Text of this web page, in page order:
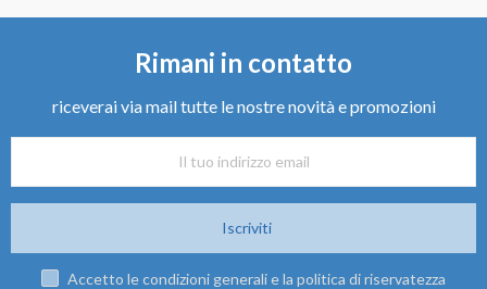
Rimani in contatto
riceverai via mail tutte le nostre novità e promozioni
Iscriviti
Accetto le condizioni generali e la politica di riservatezza